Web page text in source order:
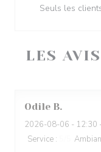
LES
Odile B
2026-08-06 - 12:30
Service :
Seuls les